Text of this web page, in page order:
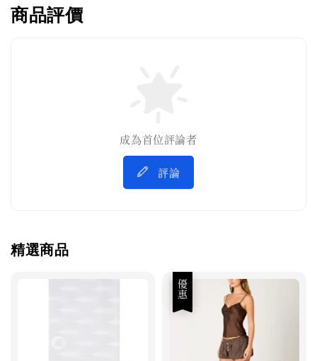
商品評價
成為首位評論者
評論
精選商品
優惠